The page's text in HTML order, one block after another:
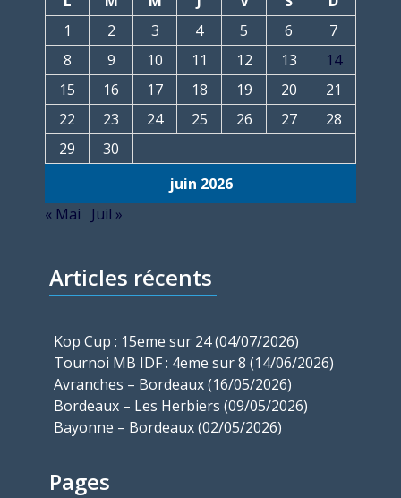
juin 2026
1
2 3 4 5 6
7
8
9 10 11 12 13
14
15
16 17 18 19 20
21
22
23 24 25 26 27
28
29
30
« Mai Juil »
Articles récents
Kop Cup : 15eme sur 24 (04/07/2026)
Tournoi MB IDF : 4eme sur 8 (14/06/2026)
Avranches – Bordeaux (16/05/2026)
Bordeaux – Les Herbiers (09/05/2026)
Bayonne – Bordeaux (02/05/2026)
Pages